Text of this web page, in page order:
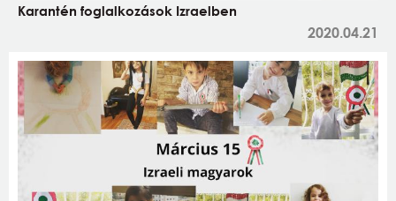
Karantén foglalkozások Izraelben
2020.04.21